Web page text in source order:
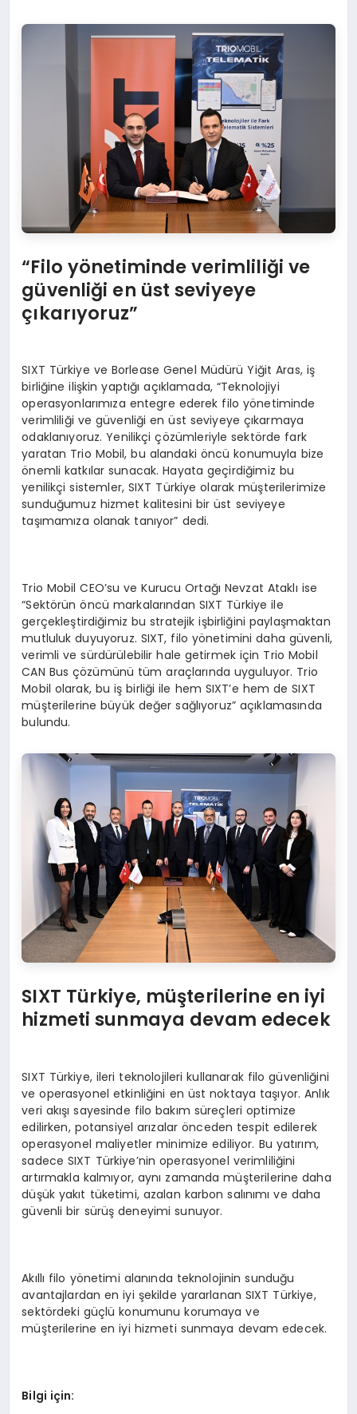
“Filo yönetiminde verimliliği ve
güvenliği en üst seviyeye
çıkarıyoruz”
SIXT Türkiye ve Borlease Genel Müdürü Yiğit Aras, iş
birliğine ilişkin yaptığı açıklamada, “Teknolojiyi
operasyonlarımıza entegre ederek filo yönetiminde
verimliliği ve güvenliği en üst seviyeye çıkarmaya
odaklanıyoruz. Yenilikçi çözümleriyle sektörde fark
yaratan Trio Mobil, bu alandaki öncü konumuyla bize
önemli katkılar sunacak. Hayata geçirdiğimiz bu
yenilikçi sistemler, SIXT Türkiye olarak müşterilerimize
sunduğumuz hizmet kalitesini bir üst seviyeye
taşımamıza olanak tanıyor” dedi.
Trio Mobil CEO’su ve Kurucu Ortağı Nevzat Ataklı ise
“Sektörün öncü markalarından SIXT Türkiye ile
gerçekleştirdiğimiz bu stratejik işbirliğini paylaşmaktan
mutluluk duyuyoruz. SIXT, filo yönetimini daha güvenli,
verimli ve sürdürülebilir hale getirmek için Trio Mobil
CAN Bus çözümünü tüm araçlarında uyguluyor. Trio
Mobil olarak, bu iş birliği ile hem SIXT’e hem de SIXT
müşterilerine büyük değer sağlıyoruz” açıklamasında
bulundu.
SIXT Türkiye, müşterilerine en iyi
hizmeti sunmaya devam edecek
SIXT Türkiye, ileri teknolojileri kullanarak filo güvenliğini
ve operasyonel etkinliğini en üst noktaya taşıyor. Anlık
veri akışı sayesinde filo bakım süreçleri optimize
edilirken, potansiyel arızalar önceden tespit edilerek
operasyonel maliyetler minimize ediliyor. Bu yatırım,
sadece SIXT Türkiye’nin operasyonel verimliliğini
artırmakla kalmıyor, aynı zamanda müşterilerine daha
düşük yakıt tüketimi, azalan karbon salınımı ve daha
güvenli bir sürüş deneyimi sunuyor.
Akıllı filo yönetimi alanında teknolojinin sunduğu
avantajlardan en iyi şekilde yararlanan SIXT Türkiye,
sektördeki güçlü konumunu korumaya ve
müşterilerine en iyi hizmeti sunmaya devam edecek.
Bilgi için: